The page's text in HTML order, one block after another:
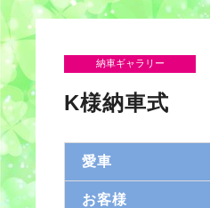
納車ギャラリー
K様納車式
愛車
お客様